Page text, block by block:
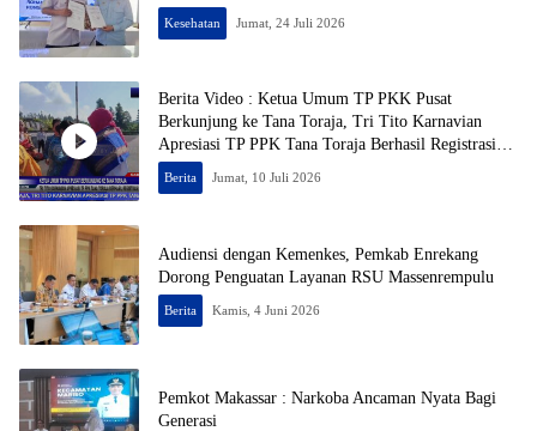
Kesehatan Jumat, 24 Juli 2026
Berita Video : Ketua Umum TP PKK Pusat
Berkunjung ke Tana Toraja, Tri Tito Karnavian
Apresiasi TP PPK Tana Toraja Berhasil Registrasi
50% Posyandu
Berita Jumat, 10 Juli 2026
Audiensi dengan Kemenkes, Pemkab Enrekang
Dorong Penguatan Layanan RSU Massenrempulu
Berita Kamis, 4 Juni 2026
Pemkot Makassar : Narkoba Ancaman Nyata Bagi
Generasi